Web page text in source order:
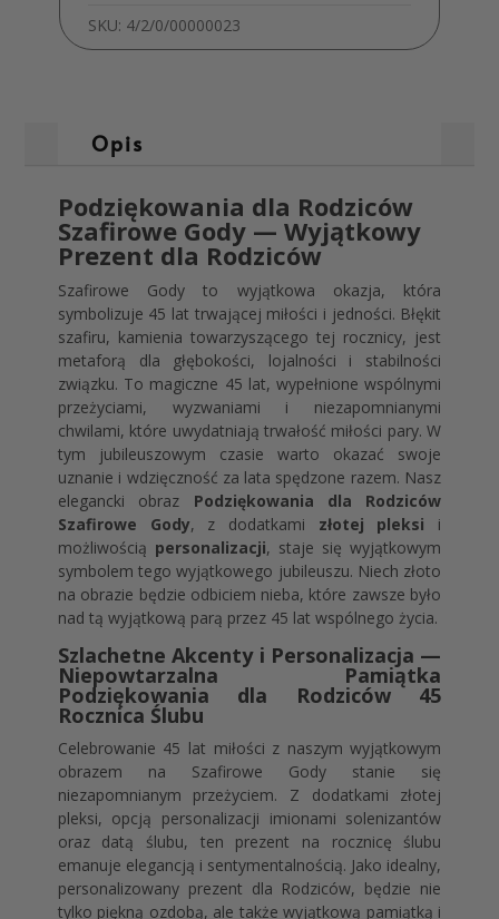
SKU: 4/2/0/00000023
Opis
Podziękowania dla Rodziców
Szafirowe Gody — Wyjątkowy
Prezent dla Rodziców
Szafirowe Gody to wyjątkowa okazja, która
symbolizuje 45 lat trwającej miłości i jedności. Błękit
szafiru, kamienia towarzyszącego tej rocznicy, jest
metaforą dla głębokości, lojalności i stabilności
związku. To magiczne 45 lat, wypełnione wspólnymi
przeżyciami, wyzwaniami i niezapomnianymi
chwilami, które uwydatniają trwałość miłości pary. W
tym jubileuszowym czasie warto okazać swoje
uznanie i wdzięczność za lata spędzone razem. Nasz
elegancki obraz Podziękowania dla Rodziców
Szafirowe Gody, z dodatkami złotej pleksi i
możliwością personalizacji, staje się wyjątkowym
symbolem tego wyjątkowego jubileuszu. Niech złoto
na obrazie będzie odbiciem nieba, które zawsze było
nad tą wyjątkową parą przez 45 lat wspólnego życia.
Szlachetne Akcenty i Personalizacja —
Niepowtarzalna Pamiątka
Podziękowania dla Rodziców 45
Rocznica Ślubu
Celebrowanie 45 lat miłości z naszym wyjątkowym
obrazem na Szafirowe Gody stanie się
niezapomnianym przeżyciem. Z dodatkami złotej
pleksi, opcją personalizacji imionami solenizantów
oraz datą ślubu, ten prezent na rocznicę ślubu
emanuje elegancją i sentymentalnością. Jako idealny,
personalizowany prezent dla Rodziców, będzie nie
tylko piękną ozdobą, ale także wyjątkową pamiątką i